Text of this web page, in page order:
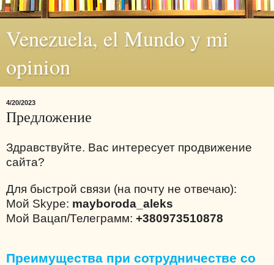
Venezuela, el Mundo y mi
opinion
4/20/2023
Предложение
Здравствуйте. Вас интересует продвижение
сайта?
Для быстрой связи (на почту не отвечаю):
Мой Skype: mayboroda_aleks
Мой Вацап/Телеграмм: +380973510878
Преимущества при сотрудничестве со